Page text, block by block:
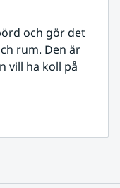
och gör det
rum. Den är
vill ha koll på